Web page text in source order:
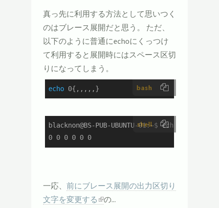
真っ先に利用する方法として思いつく
のはブレース展開だと思う。 ただ、
以下のように普通にechoにくっつけ
て利用すると展開時にはスペース区切
りになってしまう。
bash
echo 0{,,,,,}
shell
blacknon@BS-PUB-UBUNTU-01:~$ echo 0{,,,,,}
0 0 0 0 0 0
一応、 前にブレース展開の出力区切り
文字を変更する
の...